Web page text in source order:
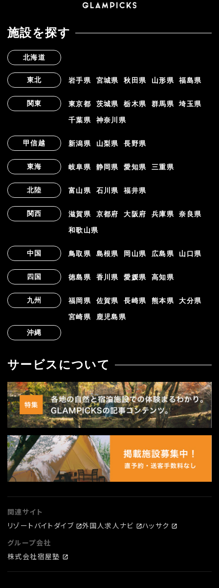
施設を探す
北海道
東北 岩手県 宮城県 秋田県 山形県 福島県
関東 東京都 茨城県 栃木県 群馬県 埼玉県
千葉県 神奈川県
甲信越 新潟県 山梨県 長野県
東海 岐阜県 静岡県 愛知県 三重県
北陸 富山県 石川県 福井県
関西 滋賀県 京都府 大阪府 兵庫県 奈良県
和歌山県
中国 鳥取県 島根県 岡山県 広島県 山口県
四国 徳島県 香川県 愛媛県 高知県
九州 福岡県 佐賀県 長崎県 熊本県 大分県
宮崎県
鹿児島県
沖縄
サービスについて
関連サイト
リゾートバイトダイブ
外国人求人ナビ
ハッサク
グループ会社
株式会社宿屋塾